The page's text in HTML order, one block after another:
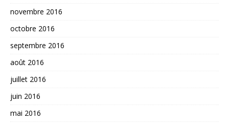
novembre 2016
octobre 2016
septembre 2016
août 2016
juillet 2016
juin 2016
mai 2016